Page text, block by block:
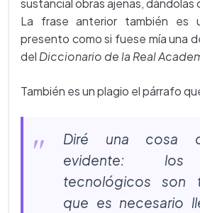
sustancial obras ajenas, dándolas
La frase anterior también es
presento como si fuese mía una
del Diccionario de la Real
También es un plagio el párrafo
Diré una cosa
evidente: los
tecnológicos son
que es necesario